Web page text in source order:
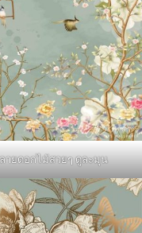
ายดอกไม้สวยๆ ดูละมุน